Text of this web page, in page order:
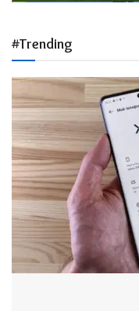
#Trending